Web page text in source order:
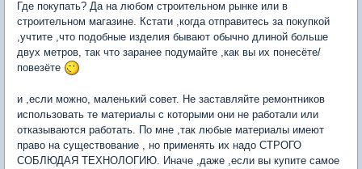
Где покупать? Да на любом строительном рынке или в
строительном магазине. Кстати ,когда отправитесь за покупкой
,учтите ,что подобные изделия бывают обычно длиной больше
двух метров, так что заранее подумайте ,как вы их понесёте/
повезёте
и ,если можно, маленький совет. Не заставляйте ремонтников
использовать те материалы с которыми они не работали или
отказываются работать. По мне ,так любые материалы имеют
право на существование , но применять их надо СТРОГО
СОБЛЮДАЯ ТЕХНОЛОГИЮ. Иначе ,даже ,если вы купите самое